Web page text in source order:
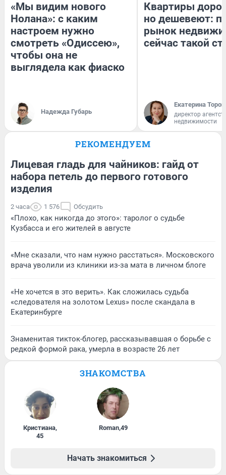
«Мы видим нового
Нолана»: с каким
настроем нужно
смотреть «Одиссею»,
чтобы она не
выглядела как фиаско
Надежда Губарь
Квартиры
но дешевеют:
рынок
сейчас такой
Екатерина
директор
недвижимости
РЕКОМЕНДУЕМ
Лицевая гладь для чайников: гайд от
набора петель до первого готового
изделия
2 часа 1 576 Обсудить
«Плохо, как никогда до этого»: таролог о судьбе
Кузбасса и его жителей в августе
«Мне сказали, что нам нужно расстаться». Московского
врача уволили из клиники из-за мата в личном блоге
«Не хочется в это верить». Как сложилась судьба
«следователя на золотом Lexus» после скандала в
Екатеринбурге
Знаменитая тикток-блогер, рассказывавшая о борьбе с
редкой формой рака, умерла в возрасте 26 лет
ЗНАКОМСТВА
Кристиана,
45
Roman,49
Начать знакомиться